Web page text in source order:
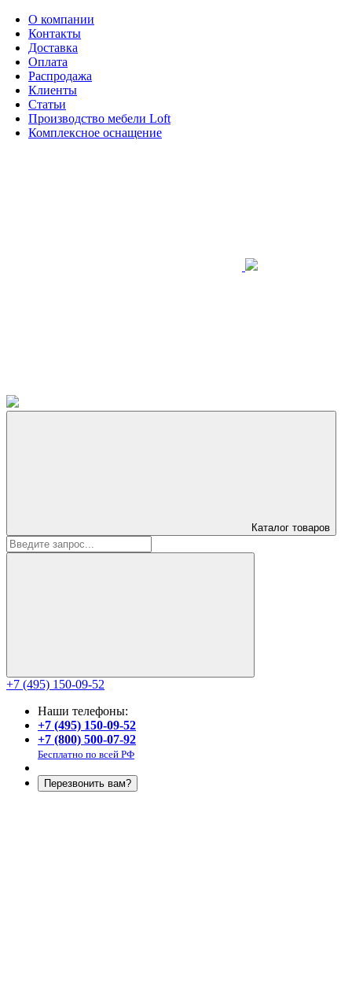
О компании
Контакты
Доставка
Оплата
Распродажа
Клиенты
Статьи
Производство мебели Loft
Комплексное оснащение
Каталог товаров
+7 (495) 150-09-52
Наши телефоны:
+7 (495) 150-09-52
+7 (800) 500-07-92
Бесплатно по всей РФ
Перезвонить вам?